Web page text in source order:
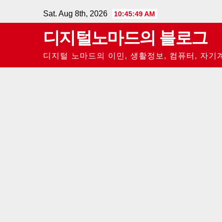
to
Sat. Aug 8th, 2026 10:45:50 AM
디지털노마드의 블로그
디지털 노마드의 이민, 생활정보, 컴퓨터, 자기